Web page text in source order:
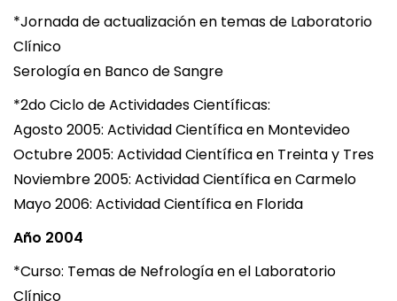
*Jornada de actualización en temas de Laboratorio
Clínico
Serología en Banco de Sangre
*2do Ciclo de Actividades Científicas:
Agosto 2005: Actividad Científica en Montevideo
Octubre 2005: Actividad Científica en Treinta y Tres
Noviembre 2005: Actividad Científica en Carmelo
Mayo 2006: Actividad Científica en Florida
Año 2004
*Curso: Temas de Nefrología en el Laboratorio
Clínico